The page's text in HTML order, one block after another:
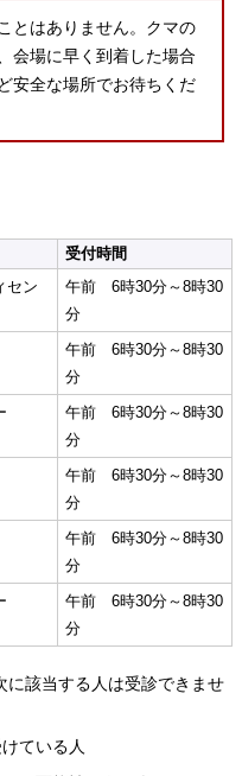
とはありません。クマの
会場に早く到着した場合
安全な場所でお待ちくだ
受付時間
セン
午前 6時30分～8時30
分
午前 6時30分～8時30
分
午前 6時30分～8時30
分
午前 6時30分～8時30
分
午前 6時30分～8時30
分
午前 6時30分～8時30
分
に該当する人は受診できませ
ている人